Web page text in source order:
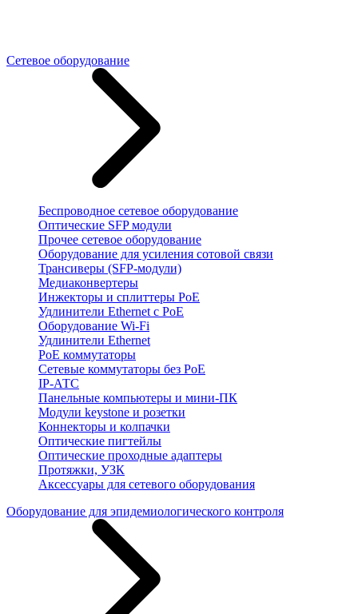
Сетевое оборудование
Беспроводное сетевое оборудование
Оптические SFP модули
Прочее сетевое оборудование
Оборудование для усиления сотовой связи
Трансиверы (SFP-модули)
Медиаконвертеры
Инжекторы и сплиттеры PoE
Удлинители Ethernet с PoE
Оборудование Wi-Fi
Удлинители Ethernet
PoE коммутаторы
Сетевые коммутаторы без PoE
IP-АТС
Панельные компьютеры и мини-ПК
Модули keystone и розетки
Коннекторы и колпачки
Оптические пигтейлы
Оптические проходные адаптеры
Протяжки, УЗК
Аксессуары для сетевого оборудования
Оборудование для эпидемиологического контроля